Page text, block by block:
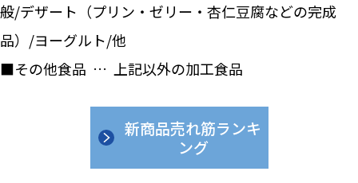
般/デザート（プリン・ゼリー・杏仁豆腐などの完成
品）/ヨーグルト/他
■その他食品 … 上記以外の加工食品
新商品売れ筋ランキ
ング